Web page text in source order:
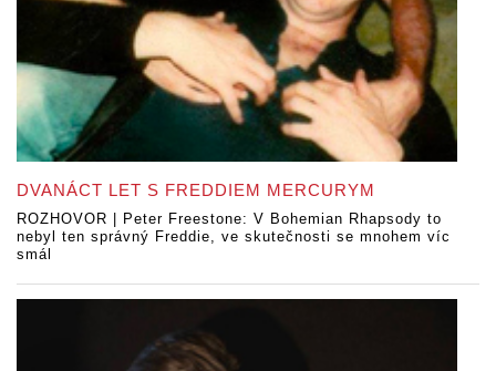
DVANÁCT LET S FREDDIEM MERCURYM
ROZHOVOR | Peter Freestone: V Bohemian Rhapsody to
nebyl ten správný Freddie, ve skutečnosti se mnohem víc
smál